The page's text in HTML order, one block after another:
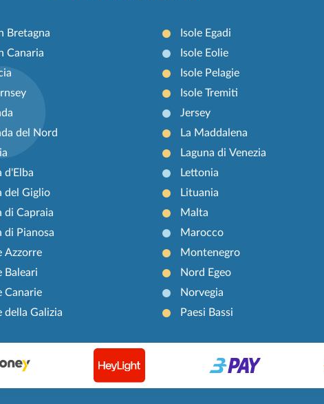
Bretagna
Canaria
del Nord
d'Elba
del Giglio
di Capraia
di Pianosa
Azzorre
Baleari
Canarie
della Galizia
Isole Egadi
Isole Eolie
Isole Pelagie
Isole Tremiti
Jersey
La Maddalena
Laguna di Venezia
Lettonia
Lituania
Malta
Marocco
Montenegro
Nord Egeo
Norvegia
Paesi Bassi